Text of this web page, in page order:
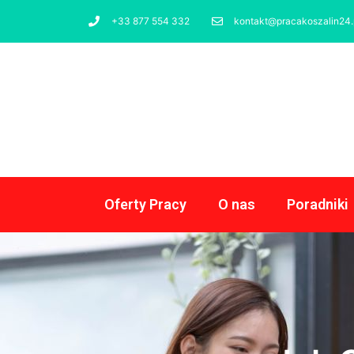
+33 877 554 332
Oferty Pracy O nas Poradniki